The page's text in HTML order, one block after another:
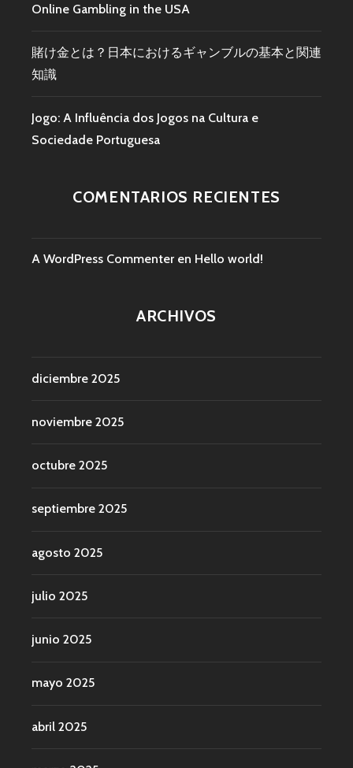
Online Gambling in the USA
賭け金とは？日本におけるギャンブルの基本と関連
知識
Jogo: A Influência dos Jogos na Cultura e
Sociedade Portuguesa
COMENTARIOS RECIENTES
A WordPress Commenter en Hello world!
ARCHIVOS
diciembre 2025
noviembre 2025
octubre 2025
septiembre 2025
agosto 2025
julio 2025
junio 2025
mayo 2025
abril 2025